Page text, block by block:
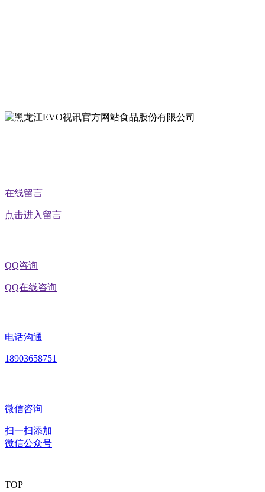
在线留言
点击进入留言
QQ咨询
QQ在线咨询
电话沟通
18903658751
微信咨询
扫一扫添加
微信公众号
TOP